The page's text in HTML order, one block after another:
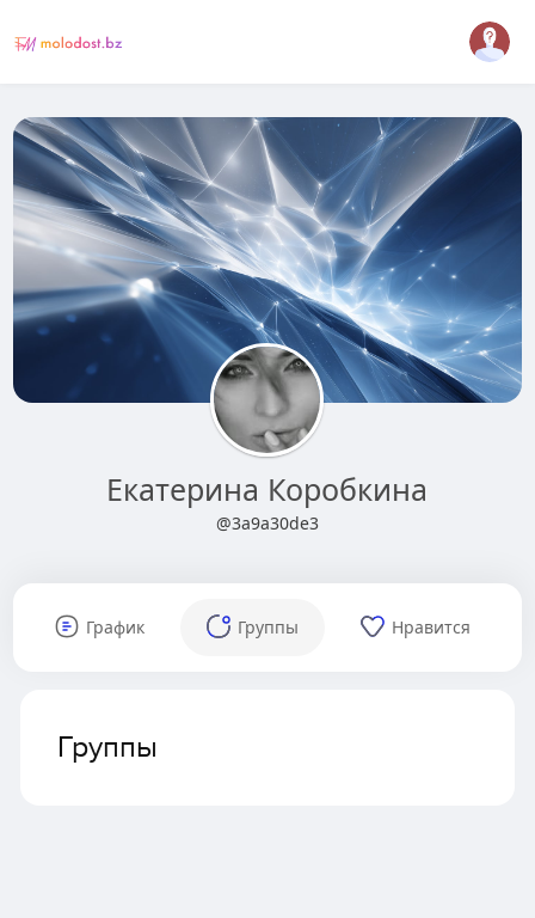
Екатерина Коробкина
@3a9a30de3
График Группы Нравится
Группы